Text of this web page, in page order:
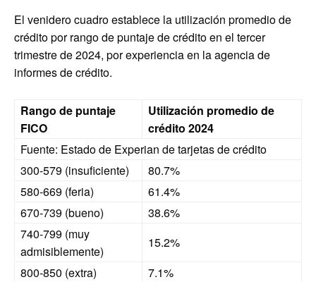
El venidero cuadro establece la utilización promedio de
crédito por rango de puntaje de crédito en el tercer
trimestre de 2024, por experiencia en la agencia de
informes de crédito.
Rango de puntaje
FICO
Utilización promedio de
crédito 2024
Fuente: Estado de Experian de tarjetas de crédito
300-579 (insuficiente)
80.7%
580-669 (feria)
61.4%
670-739 (bueno)
38.6%
740-799 (muy
admisiblemente)
15.2%
800-850 (extra)
7.1%